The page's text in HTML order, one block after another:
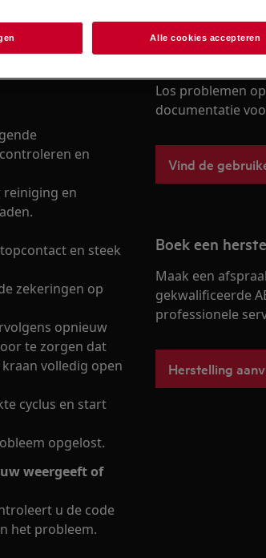
van
en
en
en steek
zekeringen op
opnieuw
te zorgen dat
volledig open
cyclus en start
opgelost.
weergeeft of
u de code
het probleem.
Vind je
Los problemen
documentatie
Vind de
Boek een
Maak een
gekwalificeerde
professionele
Herstelling
Alle cookies accepteren